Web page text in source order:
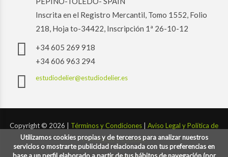
Utilizamos cookies propias y de terceros para analizar nuestros
servicios o mostrarte publicidad relacionada con tus preferencias en
base a un perfil elaborado a partir de tus hábitos de navegación (por
Inscrita en el Registro Mercantil, Tomo 1552, Folio
218, Hoja to-34422, Inscripción 1ª 26-10-12
+34 605 269 918
+34 606 963 294
estudiodelier@estudiodelier.es
Copyright © 2026 | Términos y Condiciones
Aviso Legal y Política de
Privacidad y Cookies